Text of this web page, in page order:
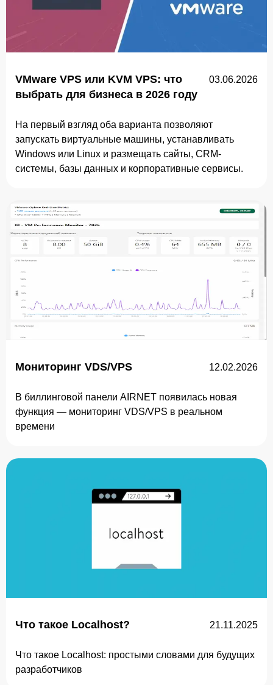
VMware VPS или KVM VPS: что
выбрать для бизнеса в 2026 году
03.06.2026
На первый взгляд оба варианта позволяют
запускать виртуальные машины, устанавливать
Windows или Linux и размещать сайты, CRM-
системы, базы данных и корпоративные сервисы.
Мониторинг VDS/VPS 12.02.2026
В биллинговой панели AIRNET появилась новая
функция — мониторинг VDS/VPS в реальном
времени
Что такое Localhost? 21.11.2025
Что такое Localhost: простыми словами для будущих
разработчиков